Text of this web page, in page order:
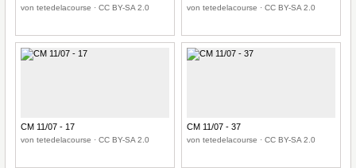
von tetedelacourse · CC BY-SA 2.0 von tetedelacourse · CC BY-SA 2.0
CM 11/07 - 17
von tetedelacourse · CC BY-SA 2.0
CM 11/07 - 37
von tetedelacourse · CC BY-SA 2.0